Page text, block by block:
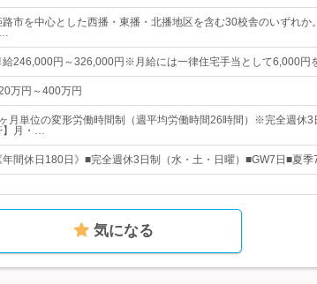
路市を中心とした西播・東播・北播地区を含む30校舎のいずれか
給246,000円～326,000円※月給には一律住宅手当として6,000円
万円～400万円
月単位の変形労働時間制（週平均労働時間26時間）※完全週休3
】月・…
年間休日180日》■完全週休3日制（水・土・日曜）■GW7日■夏
気になる